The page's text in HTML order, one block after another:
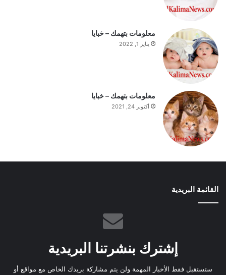
م
معلومات بتهمك – خبايا
يناير 1, 2022
معلومات بتهمك – خبايا
أكتوبر 24, 2021
القائمة البريدية
إشترك بنشرتنا البريدية
ستستقبل فقط الأخبار المهمة ولن يتم مشاركة بريدك الخاص مع مواقع أو